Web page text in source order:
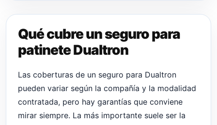
Qué cubre un seguro para
patinete Dualtron
Las coberturas de un seguro para Dualtron
pueden variar según la compañía y la modalidad
contratada, pero hay garantías que conviene
mirar siempre. La más importante suele ser la